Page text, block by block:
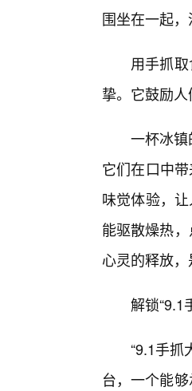
围坐在一起
用手抓
挚。它鼓励
一杯冰
它们在口中
味觉体验，
能驱散燥热
心灵的释放
解锁“9.1
“9.1手抓
台，一个能